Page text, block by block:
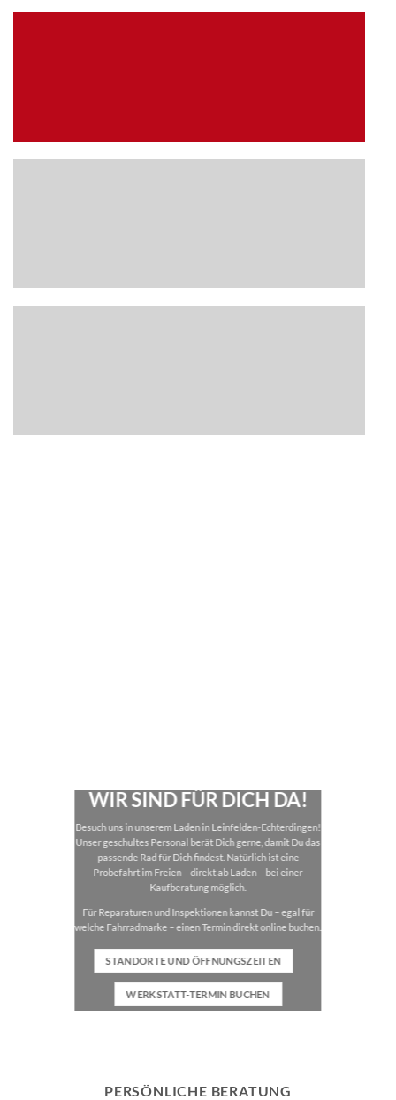
WIR SIND FÜR DICH DA!
Besuch uns in unserem Laden in Leinfelden-Echterdingen!
Unser geschultes Personal berät Dich gerne, damit Du das
passende Rad für Dich findest. Natürlich ist eine
Probefahrt im Freien – direkt ab Laden – bei einer
Kaufberatung möglich.
Für Reparaturen und Inspektionen kannst Du – egal für
welche Fahrradmarke – einen Termin direkt online buchen.
STANDORTE UND ÖFFNUNGSZEITEN
WERKSTATT-TERMIN BUCHEN
PERSÖNLICHE BERATUNG